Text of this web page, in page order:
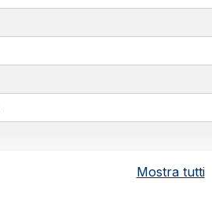
Mostra tutti